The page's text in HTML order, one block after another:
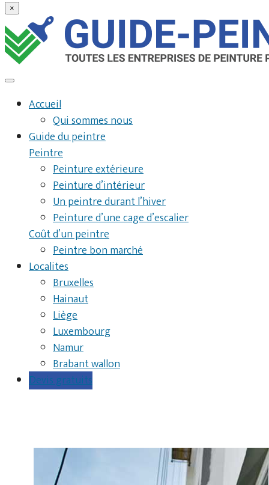
×
Accueil
Qui sommes nous
Guide du peintre
Peintre
Peinture extérieure
Peinture d’intérieur
Un peintre durant l’hiver
Peinture d’une cage d’escalier
Coût d’un peintre
Peintre bon marché
Localites
Bruxelles
Hainaut
Liège
Luxembourg
Namur
Brabant wallon
Devis gratuits